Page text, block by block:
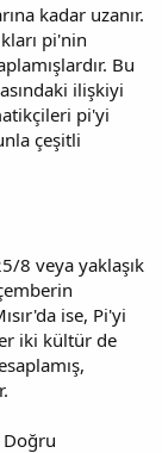
kadar uzanır.
pi'nin
Bu
ilişkiyi
pi'yi
çeşitli
8 veya yaklaşık
ise, Pi'yi
iki kültür de
Doğru